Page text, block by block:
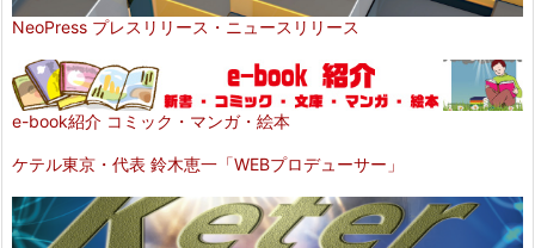
NeoPress プレスリリース・ニュースリリース
e-book紹介 コミック・マンガ・絵本
ケテル東京・代表 鈴木恵一「WEBプロデューサー」